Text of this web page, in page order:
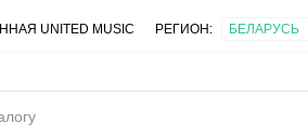
UNITED MUSIC РЕГИОН: